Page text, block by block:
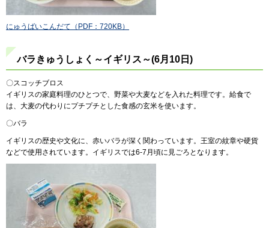
にゅうばいこんだて（PDF：720KB）
バラきゅうしょく～イギリス～(6月10日)
〇スコッチブロス
イギリスの家庭料理のひとつで、野菜や大麦などを入れた料理です。給食で
は、大麦の代わりにプチプチとした食感の玄米を使います。
〇バラ
イギリスの歴史や文化に、赤いバラが深く関わっています。王室の紋章や硬貨
などで使用されています。イギリスでは6-7月頃に見ごろとなります。